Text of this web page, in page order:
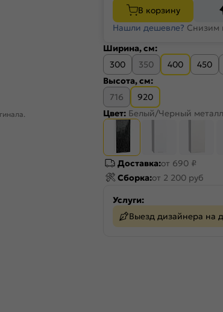
В корзину
Нашли дешевле? Снизим
Ширина, см:
300
350 400 450
Высота, см:
716
920
Цвет: Белый/Черный
Доставка:от 690 ₽
Сборка:от 2 200 руб
Услуги:
Выезд дизайнера на